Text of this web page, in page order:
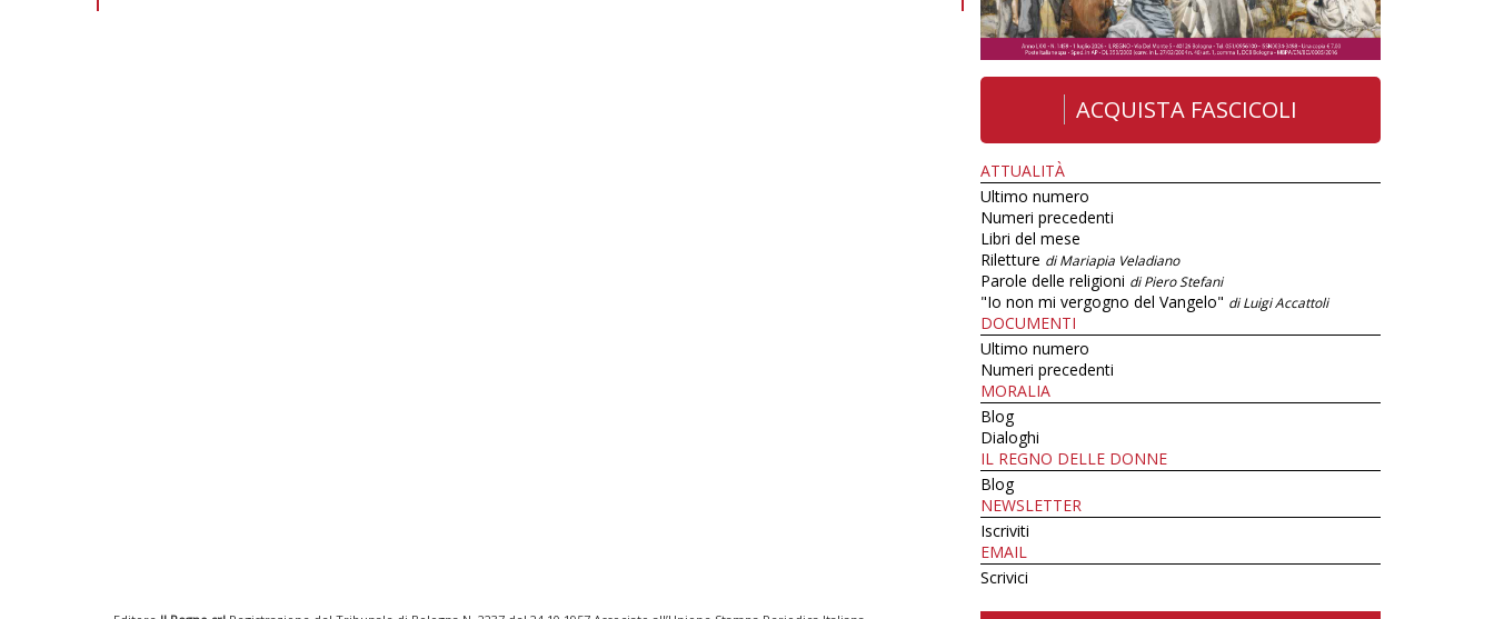
ACQUISTA FASCICOLI
ATTUALITÀ
Ultimo numero
Numeri precedenti
Libri del mese
Riletture di Mariapia Veladiano
Parole delle religioni di Piero Stefani
"Io non mi vergogno del Vangelo" di Luigi Accattoli
DOCUMENTI
Ultimo numero
Numeri precedenti
MORALIA
Blog
Dialoghi
IL REGNO DELLE DONNE
Blog
NEWSLETTER
Iscriviti
EMAIL
Scrivici